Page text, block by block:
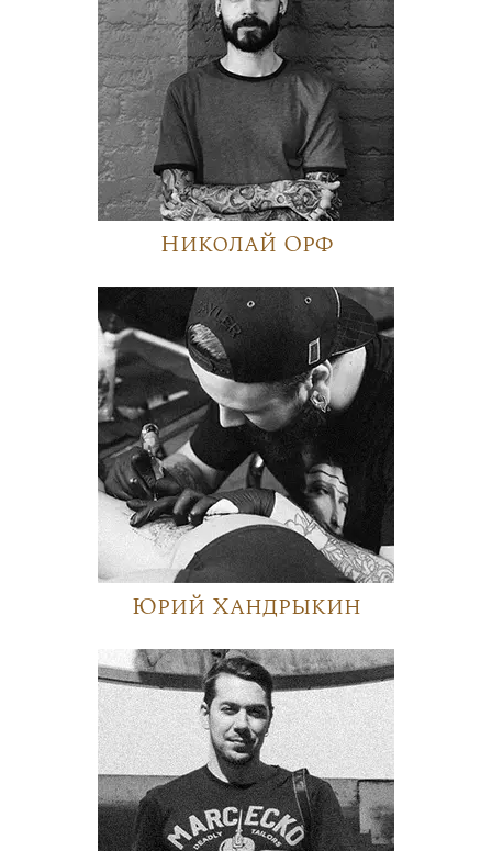
Николай Орф
Юрий Хандрыкин